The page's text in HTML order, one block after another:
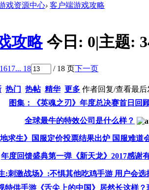
戏资源中心› 客户端游戏攻略
攻略 今日: 0|主题:
1617... 18 / 18 页下一页
热门 热帖 精华 更多 作者回复/查看最后
图集：《英魂之刃》年度总决赛首日回
全球最牛的特效公司是什么样？
地求生》国服定价投票结果出炉 国服难道
年度回馈盛典第一弹《新天龙》2017感谢
:刺激战场》:不惧其他吃鸡手游 用户会
特供手游《舌尖上的中国》居然长这样